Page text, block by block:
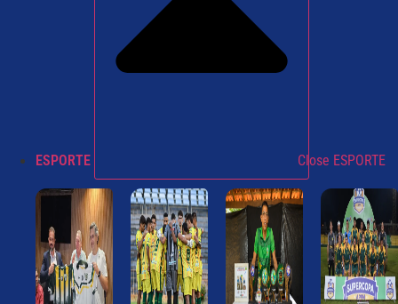
ESPORTE Close ESPORTE